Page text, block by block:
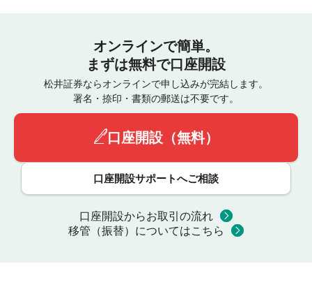
オンラインで簡単。
まずは無料で口座開設
松井証券ならオンラインで申し込みが完結します。
署名・捺印・書類の郵送は不要です。
口座開設（無料）
口座開設サポートへご相談
口座開設からお取引の流れ
移管（振替）についてはこちら